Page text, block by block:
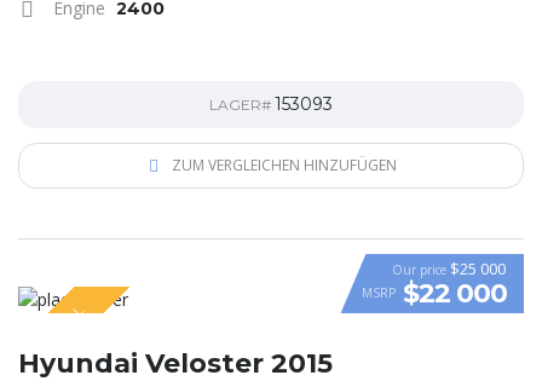
Engine 2400
LAGER# 153093
ZUM VERGLEICHEN HINZUFÜGEN
VIDEO
SPECIAL
Our price $25 000
MSRP $22 000
Hyundai Veloster 2015